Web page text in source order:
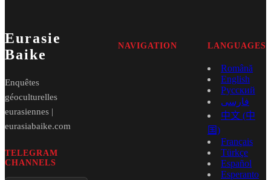
Eurasie
Baike
Enquêtes
géoculturelles
eurasiennes |
eurasiabaike.com
TELEGRAM
CHANNELS
NAVIGATION LANGUAGES
Română
English
Русский
فارسی
中文 (中
国)
Français
Türkçe
Español
Esperanto